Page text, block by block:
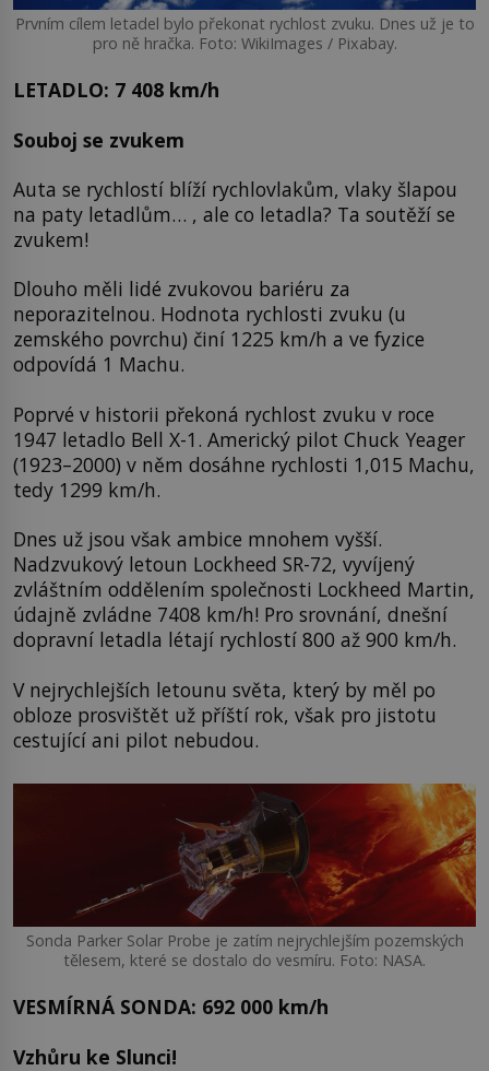
Prvním cílem letadel bylo překonat rychlost zvuku. Dnes už je to
pro ně hračka. Foto: WikiImages / Pixabay.
LETADLO: 7 408 km/h
Souboj se zvukem
Auta se rychlostí blíží rychlovlakům, vlaky šlapou
na paty letadlům… , ale co letadla? Ta soutěží se
zvukem!
Dlouho měli lidé zvukovou bariéru za
neporazitelnou. Hodnota rychlosti zvuku (u
zemského povrchu) činí 1225 km/h a ve fyzice
odpovídá 1 Machu.
Poprvé v historii překoná rychlost zvuku v roce
1947 letadlo Bell X-1. Americký pilot Chuck Yeager
(1923–2000) v něm dosáhne rychlosti 1,015 Machu,
tedy 1299 km/h.
Dnes už jsou však ambice mnohem vyšší.
Nadzvukový letoun Lockheed SR-72, vyvíjený
zvláštním oddělením společnosti Lockheed Martin,
údajně zvládne 7408 km/h! Pro srovnání, dnešní
dopravní letadla létají rychlostí 800 až 900 km/h.
V nejrychlejších letounu světa, který by měl po
obloze prosvištět už příští rok, však pro jistotu
cestující ani pilot nebudou.
Sonda Parker Solar Probe je zatím nejrychlejším pozemských
tělesem, které se dostalo do vesmíru. Foto: NASA.
VESMÍRNÁ SONDA: 692 000 km/h
Vzhůru ke Slunci!